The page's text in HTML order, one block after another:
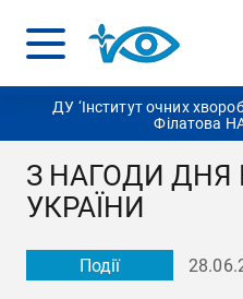
ДУ ‘Інститут очних
Філатова
З НАГОДИ ДНЯ
УКРАЇНИ
Події